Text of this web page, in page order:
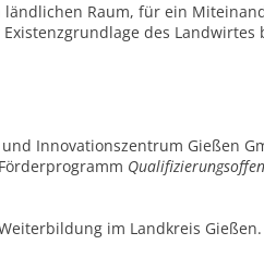
Raum, für ein
des Landwirtes
Innovationszentrum Gießen
im Landkreis Gießen.